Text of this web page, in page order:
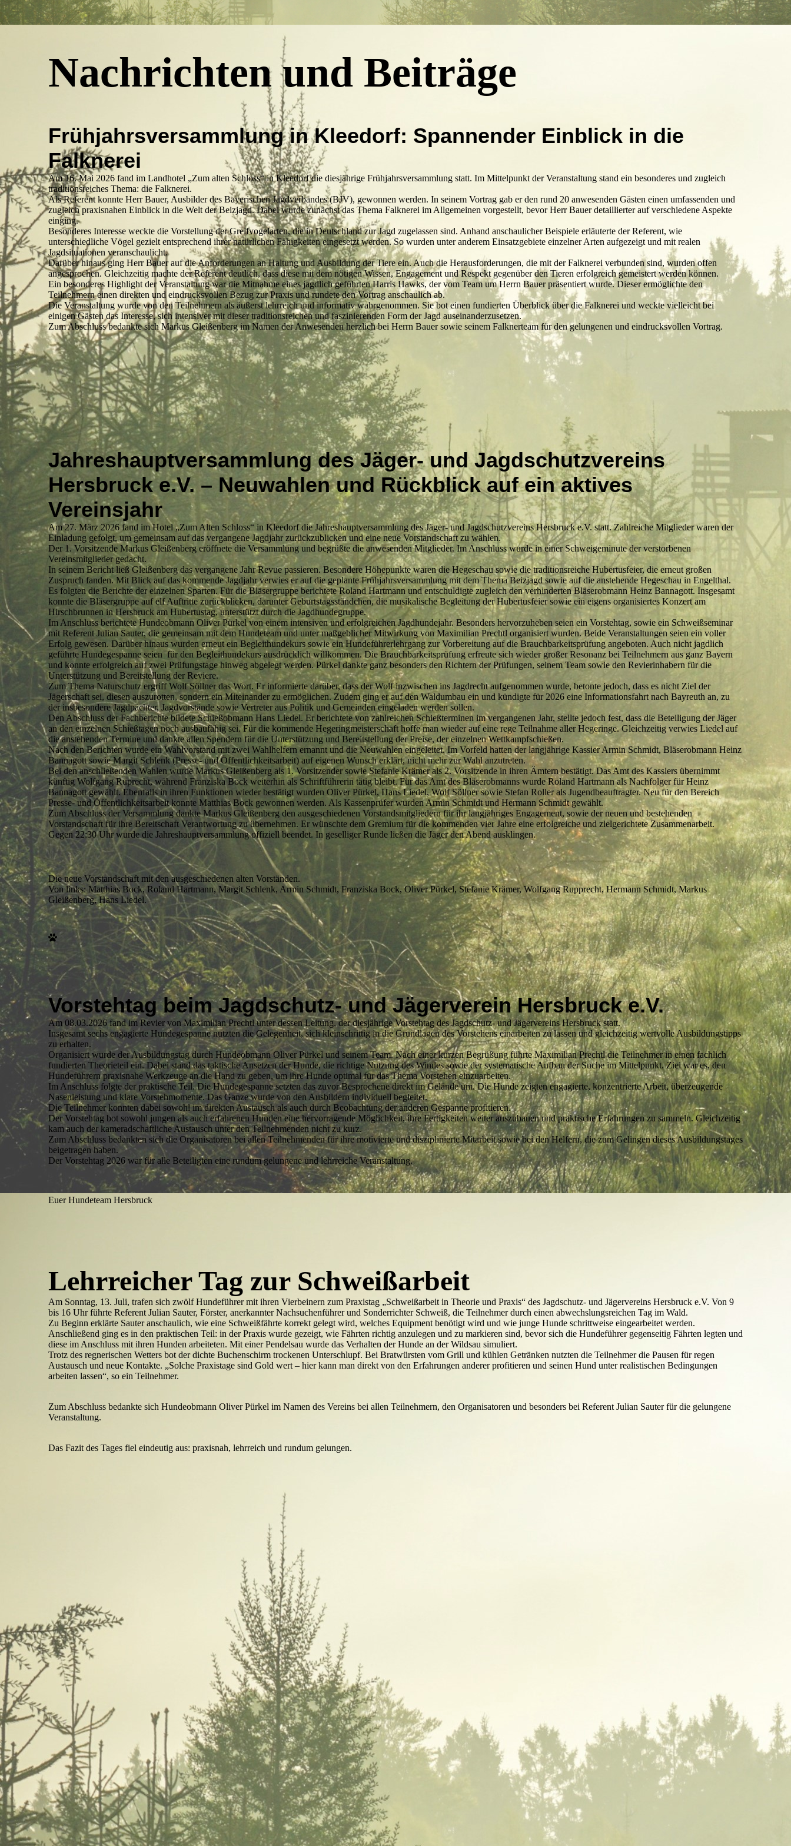
Nachrichten und Beiträge
Frühjahrsversammlung in Kleedorf: Spannender Einblick in die
Falknerei
Am 16. Mai 2026 fand im Landhotel „Zum alten Schloss“ in Kleedorf die diesjährige Frühjahrsversammlung statt. Im Mittelpunkt der Veranstaltung stand ein besonderes und zugleich
traditionsreiches Thema: die Falknerei.
Als Referent konnte Herr Bauer, Ausbilder des Bayerischen Jagdverbandes (BJV), gewonnen werden. In seinem Vortrag gab er den rund 20 anwesenden Gästen einen umfassenden und
zugleich praxisnahen Einblick in die Welt der Beizjagd. Dabei wurde zunächst das Thema Falknerei im Allgemeinen vorgestellt, bevor Herr Bauer detaillierter auf verschiedene Aspekte
einging.
Besonderes Interesse weckte die Vorstellung der Greifvogelarten, die in Deutschland zur Jagd zugelassen sind. Anhand anschaulicher Beispiele erläuterte der Referent, wie
unterschiedliche Vögel gezielt entsprechend ihrer natürlichen Fähigkeiten eingesetzt werden. So wurden unter anderem Einsatzgebiete einzelner Arten aufgezeigt und mit realen
Jagdsituationen veranschaulicht.
Darüber hinaus ging Herr Bauer auf die Anforderungen an Haltung und Ausbildung der Tiere ein. Auch die Herausforderungen, die mit der Falknerei verbunden sind, wurden offen
angesprochen. Gleichzeitig machte der Referent deutlich, dass diese mit dem nötigen Wissen, Engagement und Respekt gegenüber den Tieren erfolgreich gemeistert werden können.
Ein besonderes Highlight der Veranstaltung war die Mitnahme eines jagdlich geführten Harris Hawks, der vom Team um Herrn Bauer präsentiert wurde. Dieser ermöglichte den
Teilnehmern einen direkten und eindrucksvollen Bezug zur Praxis und rundete den Vortrag anschaulich ab.
Die Veranstaltung wurde von den Teilnehmern als äußerst lehrreich und informativ wahrgenommen. Sie bot einen fundierten Überblick über die Falknerei und weckte vielleicht bei
einigen Gästen das Interesse, sich intensiver mit dieser traditionsreichen und faszinierenden Form der Jagd auseinanderzusetzen.
Zum Abschluss bedankte sich Markus Gleißenberg im Namen der Anwesenden herzlich bei Herrn Bauer sowie seinem Falknerteam für den gelungenen und eindrucksvollen Vortrag.
Jahreshauptversammlung des Jäger- und Jagdschutzvereins
Hersbruck e.V. – Neuwahlen und Rückblick auf ein aktives
Vereinsjahr
Am 27. März 2026 fand im Hotel „Zum Alten Schloss“ in Kleedorf die Jahreshauptversammlung des Jäger- und Jagdschutzvereins Hersbruck e.V. statt. Zahlreiche Mitglieder waren der
Einladung gefolgt, um gemeinsam auf das vergangene Jagdjahr zurückzublicken und eine neue Vorstandschaft zu wählen.
Der 1. Vorsitzende Markus Gleißenberg eröffnete die Versammlung und begrüßte die anwesenden Mitglieder. Im Anschluss wurde in einer Schweigeminute der verstorbenen
Vereinsmitglieder gedacht.
In seinem Bericht ließ Gleißenberg das vergangene Jahr Revue passieren. Besondere Höhepunkte waren die Hegeschau sowie die traditionsreiche Hubertusfeier, die erneut großen
Zuspruch fanden. Mit Blick auf das kommende Jagdjahr verwies er auf die geplante Frühjahrsversammlung mit dem Thema Beizjagd sowie auf die anstehende Hegeschau in Engelthal.
Es folgten die Berichte der einzelnen Sparten. Für die Bläsergruppe berichtete Roland Hartmann und entschuldigte zugleich den verhinderten Bläserobmann Heinz Bannagott. Insgesamt
konnte die Bläsergruppe auf elf Auftritte zurückblicken, darunter Geburtstagsständchen, die musikalische Begleitung der Hubertusfeier sowie ein eigens organisiertes Konzert am
Hirschbrunnen in Hersbruck am Hubertustag, unterstützt durch die Jagdhundegruppe.
Im Anschluss berichtete Hundeobmann Oliver Pürkel von einem intensiven und erfolgreichen Jagdhundejahr. Besonders hervorzuheben seien ein Vorstehtag, sowie ein Schweißseminar
mit Referent Julian Sauter, die gemeinsam mit dem Hundeteam und unter maßgeblicher Mitwirkung von Maximilian Prechtl organisiert wurden. Beide Veranstaltungen seien ein voller
Erfolg gewesen. Darüber hinaus wurden erneut ein Begleithundekurs sowie ein Hundeführerlehrgang zur Vorbereitung auf die Brauchbarkeitsprüfung angeboten. Auch nicht jagdlich
geführte Hundegespanne seien für den Begleithundekurs ausdrücklich willkommen. Die Brauchbarkeitsprüfung erfreute sich wieder großer Resonanz bei Teilnehmern aus ganz Bayern
und konnte erfolgreich auf zwei Prüfungstage hinweg abgelegt werden. Pürkel dankte ganz besonders den Richtern der Prüfungen, seinem Team sowie den Revierinhabern für die
Unterstützung und Bereitstellung der Reviere.
Zum Thema Naturschutz ergriff Wolf Söllner das Wort. Er informierte darüber, dass der Wolf inzwischen ins Jagdrecht aufgenommen wurde, betonte jedoch, dass es nicht Ziel der
Jägerschaft sei, diesen auszurotten, sondern ein Miteinander zu ermöglichen. Zudem ging er auf den Waldumbau ein und kündigte für 2026 eine Informationsfahrt nach Bayreuth an, zu
der insbesondere Jagdpächter, Jagdvorstände sowie Vertreter aus Politik und Gemeinden eingeladen werden sollen.
Den Abschluss der Fachberichte bildete Schießobmann Hans Liedel. Er berichtete von zahlreichen Schießterminen im vergangenen Jahr, stellte jedoch fest, dass die Beteiligung der Jäger
an den einzelnen Schießtagen noch ausbaufähig sei. Für die kommende Hegeringmeisterschaft hoffe man wieder auf eine rege Teilnahme aller Hegeringe. Gleichzeitig verwies Liedel auf
die anstehenden Termine und dankte allen Spendern für die Unterstützung und Bereitstellung der Preise, der einzelnen Wettkampfschießen.
Nach den Berichten wurde ein Wahlvorstand mit zwei Wahlhelfern ernannt und die Neuwahlen eingeleitet. Im Vorfeld hatten der langjährige Kassier Armin Schmidt, Bläserobmann Heinz
Bannagott sowie Margit Schlenk (Presse- und Öffentlichkeitsarbeit) auf eigenen Wunsch erklärt, nicht mehr zur Wahl anzutreten.
Bei den anschließenden Wahlen wurde Markus Gleißenberg als 1. Vorsitzender sowie Stefanie Krämer als 2. Vorsitzende in ihren Ämtern bestätigt. Das Amt des Kassiers übernimmt
künftig Wolfgang Ruprecht, während Franziska Bock weiterhin als Schriftführerin tätig bleibt. Für das Amt des Bläserobmanns wurde Roland Hartmann als Nachfolger für Heinz
Bannagott gewählt. Ebenfalls in ihren Funktionen wieder bestätigt wurden Oliver Pürkel, Hans Liedel, Wolf Söllner sowie Stefan Roller als Jugendbeauftragter. Neu für den Bereich
Presse- und Öffentlichkeitsarbeit konnte Matthias Bock gewonnen werden. Als Kassenprüfer wurden Armin Schmidt und Hermann Schmidt gewählt.
Zum Abschluss der Versammlung dankte Markus Gleißenberg den ausgeschiedenen Vorstandsmitgliedern für ihr langjähriges Engagement, sowie der neuen und bestehenden
Vorstandschaft für ihre Bereitschaft Verantwortung zu übernehmen. Er wünschte dem Gremium für die kommenden vier Jahre eine erfolgreiche und zielgerichtete Zusammenarbeit.
Gegen 22:30 Uhr wurde die Jahreshauptversammlung offiziell beendet. In geselliger Runde ließen die Jäger den Abend ausklingen.
Die neue Vorstandschaft mit den ausgeschiedenen alten Vorständen.
Von links: Matthias Bock, Roland Hartmann, Margit Schlenk, Armin Schmidt, Franziska Bock, Oliver Pürkel, Stefanie Krämer, Wolfgang Rupprecht, Hermann Schmidt, Markus
Gleißenberg, Hans Liedel.
Vorstehtag beim Jagdschutz- und Jägerverein Hersbruck e.V.
Am 08.03.2026 fand im Revier von Maximilian Prechtl unter dessen Leitung, der diesjährige Vorstehtag des Jagdschutz- und Jägervereins Hersbruck statt.
Insgesamt sechs engagierte Hundegespanne nutzten die Gelegenheit, sich kleinschrittig in die Grundlagen des Vorstehens einarbeiten zu lassen und gleichzeitig wertvolle Ausbildungstipps
zu erhalten.
Organisiert wurde der Ausbildungstag durch Hundeobmann Oliver Pürkel und seinem Team. Nach einer kurzen Begrüßung führte Maximilian Prechtl die Teilnehmer in einen fachlich
fundierten Theorieteil ein. Dabei stand das taktische Ansetzen der Hunde, die richtige Nutzung des Windes sowie der systematische Aufbau der Suche im Mittelpunkt. Ziel war es, den
Hundeführern praxisnahe Werkzeuge an die Hand zu geben, um ihre Hunde optimal für das Thema Vorstehen einzuarbeiten.
Im Anschluss folgte der praktische Teil. Die Hundegespanne setzten das zuvor Besprochene direkt im Gelände um. Die Hunde zeigten engagierte, konzentrierte Arbeit, überzeugende
Nasenleistung und klare Vorstehmomente. Das Ganze wurde von den Ausbildern individuell begleitet.
Die Teilnehmer konnten dabei sowohl im direkten Austausch als auch durch Beobachtung der anderen Gespanne profitieren.
Der Vorstehtag bot sowohl jungen als auch erfahrenen Hunden eine hervorragende Möglichkeit, ihre Fertigkeiten weiter auszubauen und praktische Erfahrungen zu sammeln. Gleichzeitig
kam auch der kameradschaftliche Austausch unter den Teilnehmenden nicht zu kurz.
Zum Abschluss bedankten sich die Organisatoren bei allen Teilnehmenden für ihre motivierte und disziplinierte Mitarbeit sowie bei den Helfern, die zum Gelingen dieses Ausbildungstages
beigetragen haben.
Der Vorstehtag 2026 war für alle Beteiligten eine rundum gelungene und lehrreiche Veranstaltung.
Euer Hundeteam Hersbruck
Lehrreicher Tag zur Schweißarbeit
Am Sonntag, 13. Juli, trafen sich zwölf Hundeführer mit ihren Vierbeinern zum Praxistag „Schweißarbeit in Theorie und Praxis“ des Jagdschutz- und Jägervereins Hersbruck e.V. Von 9
bis 16 Uhr führte Referent Julian Sauter, Förster, anerkannter Nachsuchenführer und Sonderrichter Schweiß, die Teilnehmer durch einen abwechslungsreichen Tag im Wald.
Zu Beginn erklärte Sauter anschaulich, wie eine Schweißfährte korrekt gelegt wird, welches Equipment benötigt wird und wie junge Hunde schrittweise eingearbeitet werden.
Anschließend ging es in den praktischen Teil: in der Praxis wurde gezeigt, wie Fährten richtig anzulegen und zu markieren sind, bevor sich die Hundeführer gegenseitig Fährten legten und
diese im Anschluss mit ihren Hunden arbeiteten. Mit einer Pendelsau wurde das Verhalten der Hunde an der Wildsau simuliert.
Trotz des regnerischen Wetters bot der dichte Buchenschirm trockenen Unterschlupf. Bei Bratwürsten vom Grill und kühlen Getränken nutzten die Teilnehmer die Pausen für regen
Austausch und neue Kontakte. „Solche Praxistage sind Gold wert – hier kann man direkt von den Erfahrungen anderer profitieren und seinen Hund unter realistischen Bedingungen
arbeiten lassen“, so ein Teilnehmer.
Zum Abschluss bedankte sich Hundeobmann Oliver Pürkel im Namen des Vereins bei allen Teilnehmern, den Organisatoren und besonders bei Referent Julian Sauter für die gelungene
Veranstaltung.
Das Fazit des Tages fiel eindeutig aus: praxisnah, lehrreich und rundum gelungen.